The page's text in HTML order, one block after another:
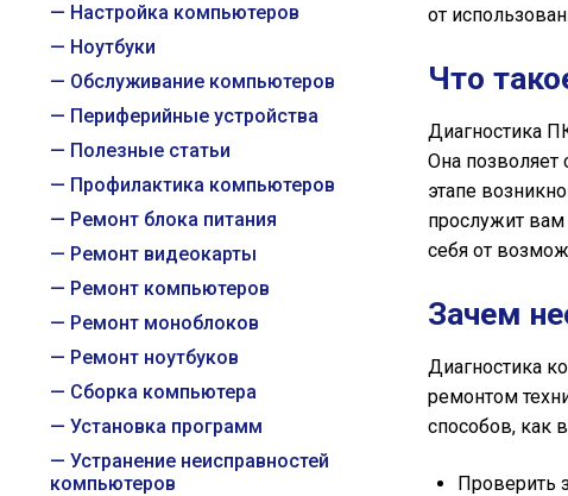
Настройка компьютеров
Ноутбуки
Обслуживание компьютеров
Периферийные устройства
Полезные статьи
Профилактика компьютеров
Ремонт блока питания
Ремонт видеокарты
Ремонт компьютеров
Ремонт моноблоков
Ремонт ноутбуков
Сборка компьютера
Установка программ
Устранение неисправностей
компьютеров
от
Что
Диагностика
Она позволяет
этапе
прослужит
себя от
Зачем
Диагностика
ремонтом
способов, как
Проверить